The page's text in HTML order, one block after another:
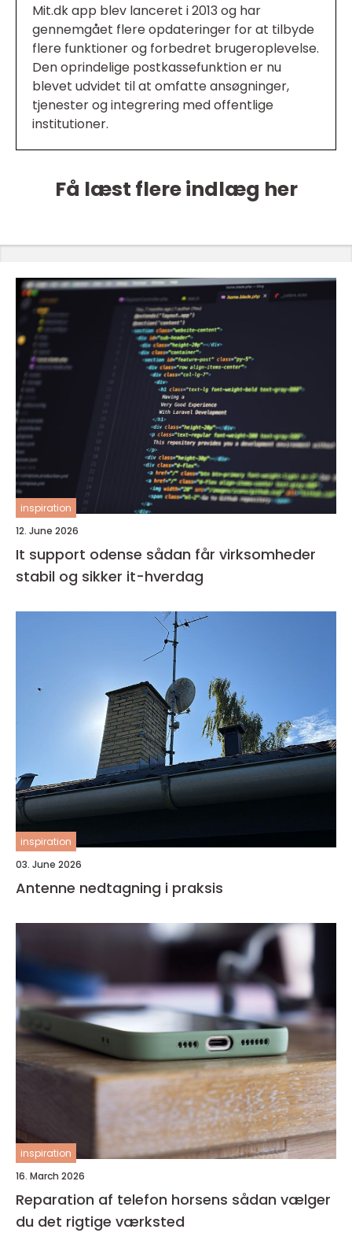
Mit.dk app blev lanceret i 2013 og har
gennemgået flere opdateringer for at tilbyde
flere funktioner og forbedret brugeroplevelse.
Den oprindelige postkassefunktion er nu
blevet udvidet til at omfatte ansøgninger,
tjenester og integrering med offentlige
institutioner.
Få læst flere indlæg her
inspiration
12. June 2026
It support odense sådan får virksomheder
stabil og sikker it-hverdag
inspiration
03. June 2026
Antenne nedtagning i praksis
inspiration
16. March 2026
Reparation af telefon horsens sådan vælger
du det rigtige værksted